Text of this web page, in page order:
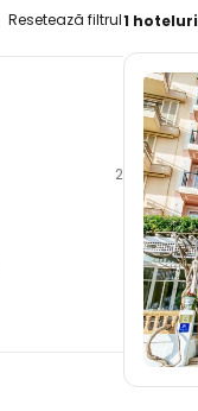
Resetează filtrul
2
1 hoteluri